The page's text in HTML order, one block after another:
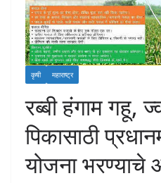
कृषी महाराष्ट्र
रब्बी हंगाम गहू,
पिकासाठी
योजना भरण्याचे